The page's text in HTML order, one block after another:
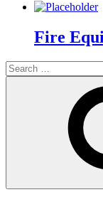
Fire
Search
for: